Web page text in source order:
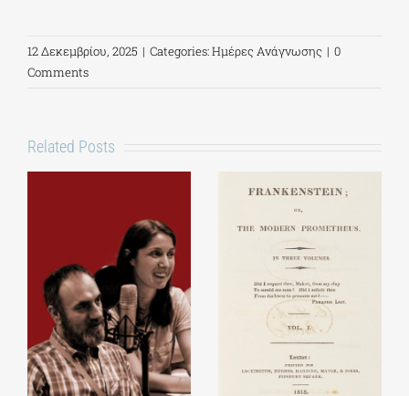
12 Δεκεμβρίου, 2025 | Categories:Ημέρες Ανάγνωσης | 0
Comments
Related Posts